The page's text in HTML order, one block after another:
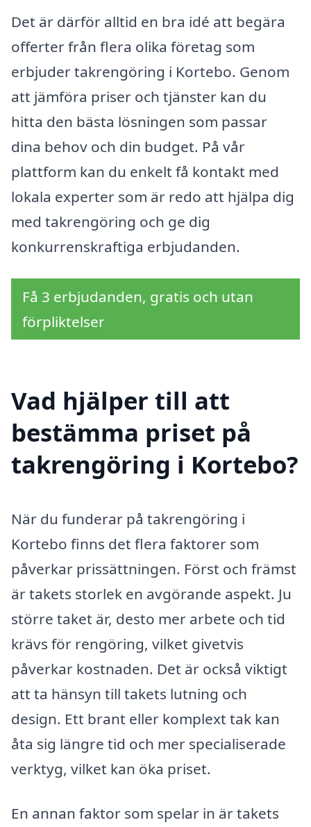
Det är därför alltid en bra idé att begära
offerter från flera olika företag som
erbjuder takrengöring i Kortebo. Genom
att jämföra priser och tjänster kan du
hitta den bästa lösningen som passar
dina behov och din budget. På vår
plattform kan du enkelt få kontakt med
lokala experter som är redo att hjälpa dig
med takrengöring och ge dig
konkurrenskraftiga erbjudanden.
Få 3 erbjudanden, gratis och utan
förpliktelser
Vad hjälper till att
bestämma priset på
takrengöring i Kortebo?
När du funderar på takrengöring i
Kortebo finns det flera faktorer som
påverkar prissättningen. Först och främst
är takets storlek en avgörande aspekt. Ju
större taket är, desto mer arbete och tid
krävs för rengöring, vilket givetvis
påverkar kostnaden. Det är också viktigt
att ta hänsyn till takets lutning och
design. Ett brant eller komplext tak kan
åta sig längre tid och mer specialiserade
verktyg, vilket kan öka priset.
En annan faktor som spelar in är takets